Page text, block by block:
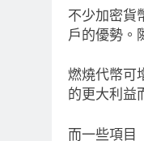
不少加密貨
戶的優勢。
燃燒代幣可
的更大利益
而一些項目
最新資訊